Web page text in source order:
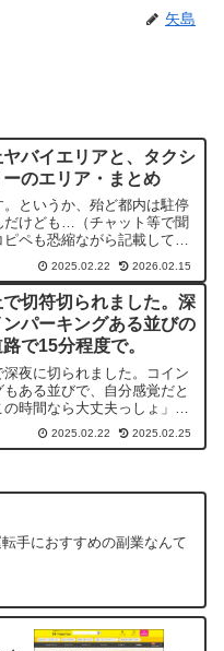
矢島
バイエリアと、タクシ
のエリア・まとめ
。というか、殆ど都内は駐停
だけども…（チャット等で聞
ピペも恐縮ながら記載してま
）駐禁ヤバいエリア（深夜で
のガイドラインに重点取締り
あり結局、明らかなパーキン
とどこい...
2025.02.22 2026.02.15
切符切られました。深
パーキングある並びの
で15分程度で。
深夜に切られました。コイン
ある並びで、自分感覚だと
の時間なら大丈夫っしょ」と
ランを食べて戻ったら、駐禁
フロントガラスに。その間、
2025.02.22 2025.02.25
手におすすめの副業なんて